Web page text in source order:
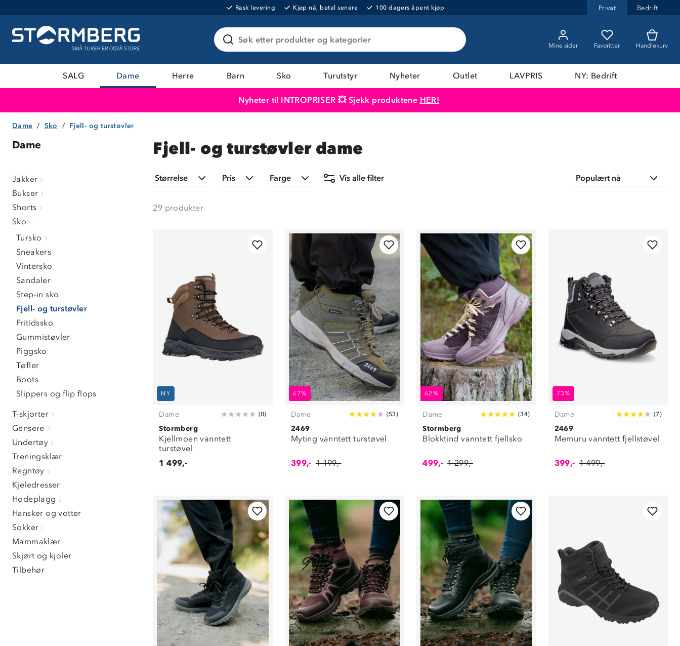
Rask levering Kjøp nå, betal senere 100 dagers åpent kjøp Privat Bedrift
Søk etter produkter og kategorier
Mine sider Favoritter Handlekurv
SALG Dame Herre Barn Sko Turutstyr Nyheter Outlet LAVPRIS NY: Bedrift
Nyheter til INTROPRISER 💥 Sjekk produktene HER!
Dame Sko Fjell- og turstøvler
Dame
Jakker
Bukser
Shorts
Sko
Tursko
Sneakers
Vintersko
Sandaler
Step-in sko
Fjell- og turstøvler
Fritidssko
Gummistøvler
Piggsko
Tøfler
Boots
Slippers og flip flops
T-skjorter
Gensere
Undertøy
Treningsklær
Regntøy
Kjeledresser
Hodeplagg
Hansker og votter
Sokker
Mammaklær
Skjørt og kjoler
Tilbehør
Fjell- og turstøvler dame
Størrelse
36 (14)
)
45 (3)
46 ( 1)
Pris Farge
Brun
(2)
Blå
5
Mørkeblå
Lilla
4)
Rosa (1)
Rød (1
Grønn
1)
Teal
2)
Flerfarget (1)
Vis alle filter
29 produkter
NY
Dame (0)
Stormberg
Kjellmoen vanntett
turstøvel
1 499,-
67%
Dame (53)
2469
Myting vanntett turstøvel
399,- 1 199,-
62%
Dame (34)
Stormberg
Blokktind vanntett fjellsko
499,- 1 299,-
73%
Dame (7)
2469
Memuru vanntett fjellstøvel
399,- 1 499,-